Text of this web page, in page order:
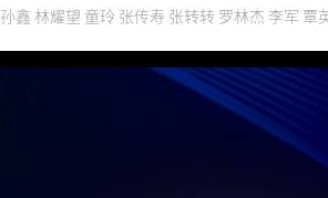
孙鑫 林耀望 童玲 张传寿 张转转 罗林杰 李军